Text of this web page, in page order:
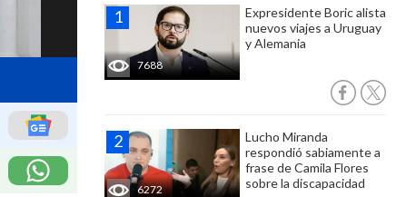
7688
Expresidente Boric alista
nuevos viajes a Uruguay
y Alemania
6272
Lucho Miranda
respondió sabiamente a
frase de Camila Flores
sobre la discapacidad